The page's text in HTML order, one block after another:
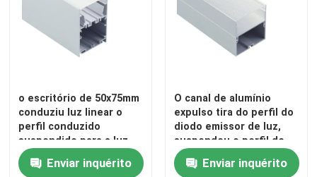
o escritório de 50x75mm
conduziu luz linear o
perfil conduzido
suspendido para a luz
do pendente
Enviar inquérito
O canal de alumínio
expulso tira do perfil do
diodo emissor de luz,
suspendeu o perfil de
alumínio do diodo
emissor de luz
Enviar inquérito